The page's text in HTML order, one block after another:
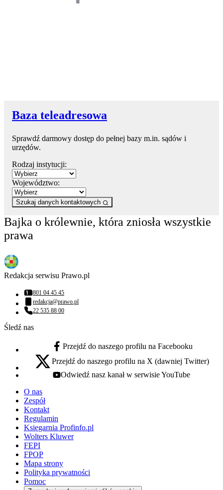
Baza teleadresowa
Sprawdź darmowy dostęp do pełnej bazy m.in. sądów i
urzędów.
Rodzaj instytucji:
Województwo:
Szukaj danych kontaktowych
Bajka o królewnie, która zniosła wszystkie
prawa
Redakcja serwisu Prawo.pl
Numer telefonu:
801 04 45 45
Adres email:
redakcja@prawo.pl
Numer telefonu:
22 535 88 00
Śledź nas
facebook - otwiera się w nowej karcie
Przejdź do naszego profilu na Facebooku
x - otwiera się w nowej karcie
Przejdź do naszego profilu na X (dawniej Twitter)
youtube - otwiera się w nowej karcie
Odwiedź nasz kanał w serwisie YouTube
O nas
Zespół
Kontakt
Regulamin
Księgarnia Profinfo.pl
Wolters Kluwer
FEPI
FPOP
Mapa strony
Polityka prywatności
Pomoc